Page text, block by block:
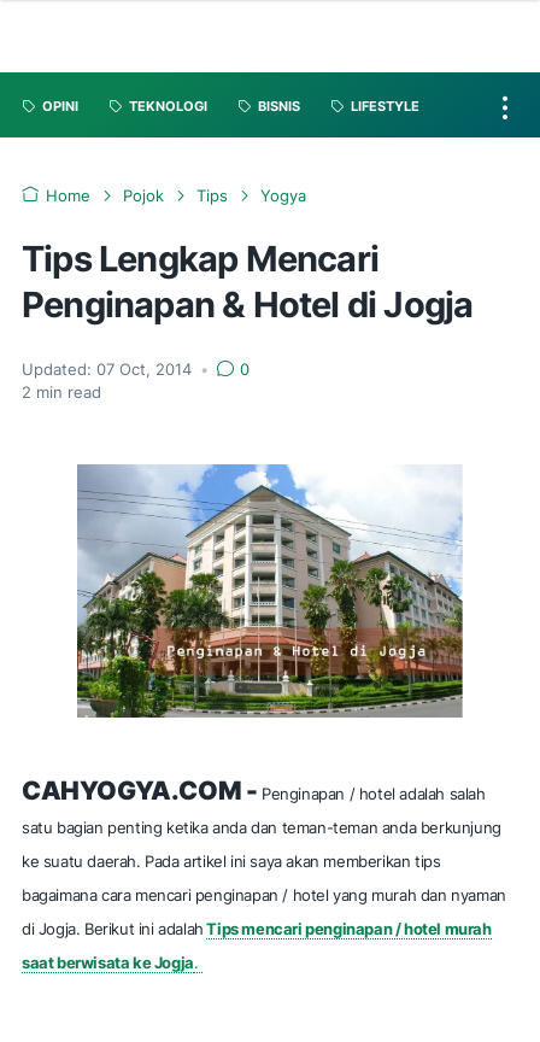
OPINI TEKNOLOGI BISNIS LIFESTYLE
Home Pojok Tips Yogya
Tips Lengkap Mencari
Penginapan & Hotel di Jogja
Updated: 07 Oct, 2014 •
0
2 min read
CAHYOGYA.COM - Penginapan / hotel adalah salah
satu bagian penting ketika anda dan teman-teman anda berkunjung
ke suatu daerah. Pada artikel ini saya akan memberikan tips
bagaimana cara mencari penginapan / hotel yang murah dan nyaman
di Jogja. Berikut ini adalah Tips mencari penginapan / hotel murah
saat berwisata ke Jogja.